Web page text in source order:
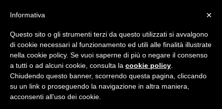
HOME
BACHECA
PROVINCE
×
Informativa
Questo sito o gli strumenti terzi da questo utilizzati si avvalgono
di cookie necessari al funzionamento ed utili alle finalità illustrate
nella cookie policy. Se vuoi saperne di più o negare il consenso
a tutti o ad alcuni cookie, consulta la cookie policy
Chiudendo questo banner, scorrendo questa pagina, cliccando
su un link o proseguendo la navigazione in altra maniera,
acconsenti all’uso dei cookie.